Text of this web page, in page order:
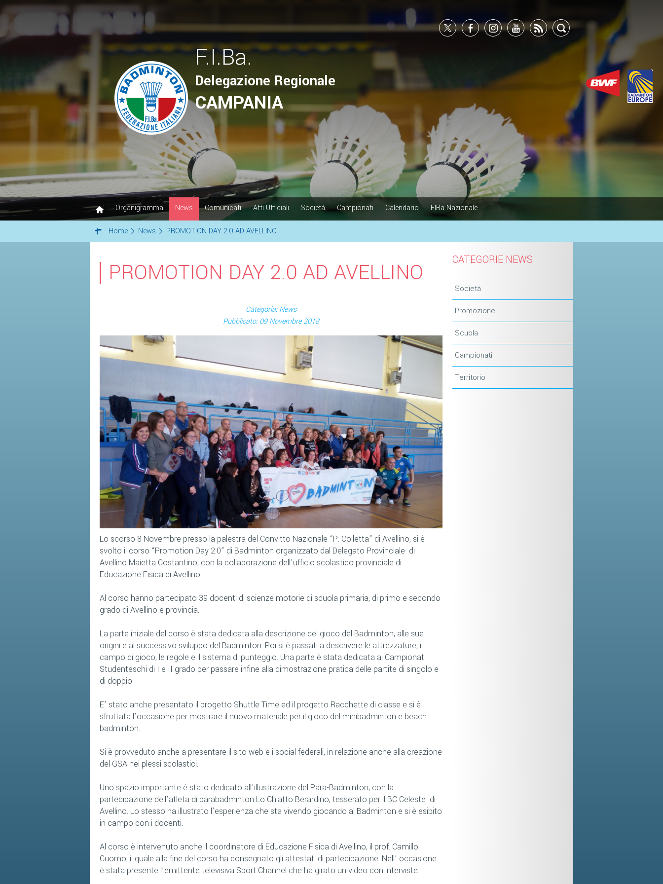
F.I.Ba.
Delegazione Regionale
CAMPANIA
Organigramma News Comunicati Atti Ufficiali Società Campionati Calendario FIBa Nazionale
Home News PROMOTION DAY 2.0 AD AVELLINO
PROMOTION DAY 2.0 AD AVELLINO
Categoria: News
Pubblicato: 09 Novembre 2018
Lo scorso 8 Novembre presso la palestra del Convitto Nazionale “P. Colletta” di Avellino, si è
svolto il corso “Promotion Day 2.0” di Badminton organizzato dal Delegato Provinciale di
Avellino Maietta Costantino, con la collaborazione dell’ufficio scolastico provinciale di
Educazione Fisica di Avellino.
Al corso hanno partecipato 39 docenti di scienze motorie di scuola primaria, di primo e secondo
grado di Avellino e provincia.
La parte iniziale del corso è stata dedicata alla descrizione del gioco del Badminton, alle sue
origini e al successivo sviluppo del Badminton. Poi si è passati a descrivere le attrezzature, il
campo di gioco, le regole e il sistema di punteggio. Una parte è stata dedicata ai Campionati
Studenteschi di I e II grado per passare infine alla dimostrazione pratica delle partite di singolo e
di doppio.
E’ stato anche presentato il progetto Shuttle Time ed il progetto Racchette di classe e si è
sfruttata l’occasione per mostrare il nuovo materiale per il gioco del minibadminton e beach
badminton.
Si è provveduto anche a presentare il sito web e i social federali, in relazione anche alla creazione
del GSA nei plessi scolastici.
Uno spazio importante è stato dedicato all’illustrazione del Para-Badminton, con la
partecipazione dell’atleta di parabadminton Lo Chiatto Berardino, tesserato per il BC Celeste di
Avellino. Lo stesso ha illustrato l’esperienza che sta vivendo giocando al Badminton e si è esibito
in campo con i docenti.
Al corso è intervenuto anche il coordinatore di Educazione Fisica di Avellino, il prof. Camillo
Cuomo, il quale alla fine del corso ha consegnato gli attestati di partecipazione. Nell’ occasione
è stata presente l’emittente televisiva Sport Channel che ha girato un video con interviste.
CATEGORIE NEWS
Società
Promozione
Scuola
Campionati
Territorio